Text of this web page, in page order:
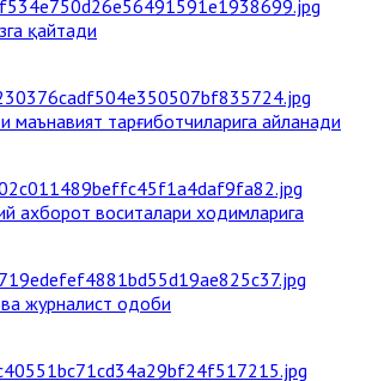
қайтади
маънавият тарғиботчиларига айланади
ахборот воситалари ходимларига
журналист одоби